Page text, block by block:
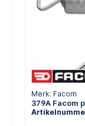
Merk: Facom
379A Facom